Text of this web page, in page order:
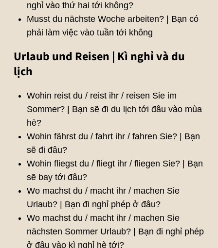
nghỉ vào thứ hai tới không?
Musst du nächste Woche arbeiten? | Bạn có
phải làm việc vào tuần tới không
Urlaub und Reisen | Kì nghỉ và du
lịch
Wohin reist du / reist ihr / reisen Sie im
Sommer? | Bạn sẽ đi du lịch tới đâu vào mùa
hè?
Wohin fährst du / fahrt ihr / fahren Sie? | Bạn
sẽ đi đâu?
Wohin fliegst du / fliegt ihr / fliegen Sie? | Bạn
sẽ bay tới đâu?
Wo machst du / macht ihr / machen Sie
Urlaub? | Bạn đi nghỉ phép ở đâu?
Wo machst du / macht ihr / machen Sie
nächsten Sommer Urlaub? | Bạn đi nghỉ phép
ở đâu vào kì nghỉ hè tới?